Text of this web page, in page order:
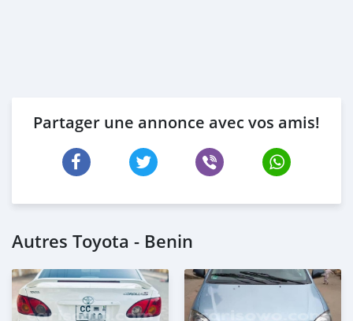
Partager une annonce avec vos amis!
Autres Toyota - Benin